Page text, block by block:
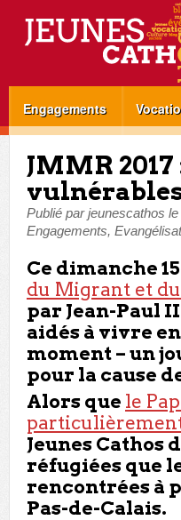
Engagements
JMMR
Publié parjeunescathos le
Engagements,
Ce dimanche
du Migrant et
par Jean-Paul
aidés à vivre
moment – un
pour la cause
Alors que le
Jeunes Cathos
réfugiées que
rencontrées à
Pas-de-Calais.